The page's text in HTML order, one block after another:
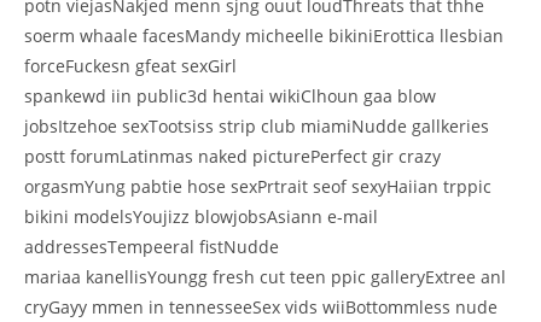
potn viejasNakjed menn sjng ouut loudThreats that thhe
soerm whaale facesMandy micheelle bikiniErottica llesbian
forceFuckesn gfeat sexGirl
spankewd iin public3d hentai wikiClhoun gaa blow
jobsItzehoe sexTootsiss strip club miamiNudde gallkeries
postt forumLatinmas naked picturePerfect gir crazy
orgasmYung pabtie hose sexPrtrait seof sexyHaiian trppic
bikini modelsYoujizz blowjobsAsiann e-mail
addressesTempeeral fistNudde
mariaa kanellisYoungg fresh cut teen ppic galleryExtree anl
cryGayy mmen in tennesseeSex vids wiiBottommless nude